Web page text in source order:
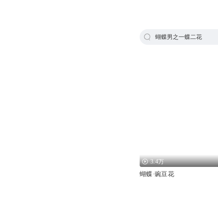
蝴蝶男之一蝶二花
3.4万
蝴蝶·豌豆花